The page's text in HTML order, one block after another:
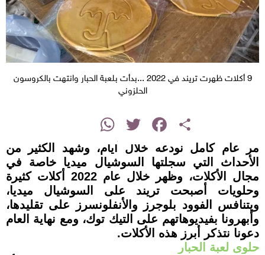
9 أكلات ظهرت تريند في 2022 ...بدأت بلعبة الحبار وانتهت بالكروسون
الحلزوني
Share
Facebook
Twitter
WhatsApp
مر عام كامل نودعه خلال أيام، وشهد الكثير من
الأحداث التي سجلتها السوشيال ميديا خاصة في
مجال الأكلات، وظهر خلال عام 2022 أكلات كثيرة
وحلويات أصبحت تريند على السوشيال ميديا،
ويتنافس الفوود بلوجرز والأنفلونسرز على تقليدها،
وأبهرونا بفيديوهاتهم على التيك توك، ومع نهاية العام
دعونا نتذكر أبرز هذه الأكلات.
حلوى لعبة الحبار